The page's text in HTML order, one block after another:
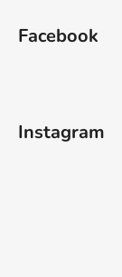
Facebook
Instagram